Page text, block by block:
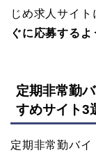
じめ求人サイ
ぐに応募するよ
定期非常勤
すめサイト3
定期非常勤バ